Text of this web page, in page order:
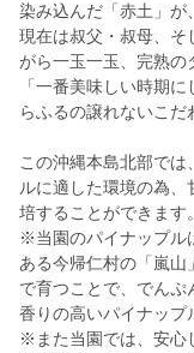
染み込んだ「赤土」が
現在は叔父・叔母、そ
がら一玉一玉、完熟の
「一番美味しい時期
らふるの譲れないこだ
この沖縄本島北部で
ルに適した環境の為
培することができます。
※当園のパイナップル
ある今帰仁村の「嵐山
で育つことで、でんぷ
香りの高いパイナップ
※また当園では、安心